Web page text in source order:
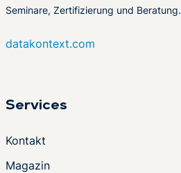
Seminare, Zertifizierung und Beratung.
datakontext.com
Services
Kontakt
Magazin